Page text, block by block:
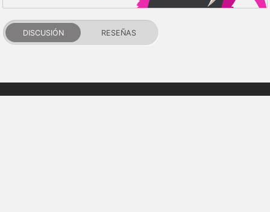
DISCUSIÓN RESEÑAS